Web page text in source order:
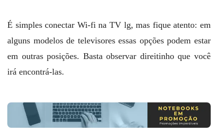
É simples conectar Wi-fi na TV lg, mas fique atento: em
alguns modelos de televisores essas opções podem estar
em outras posições. Basta observar direitinho que você
irá encontrá-las.